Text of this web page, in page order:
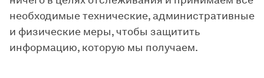
необходимые технические, административные
и физические меры, чтобы защитить
информацию, которую мы получаем.